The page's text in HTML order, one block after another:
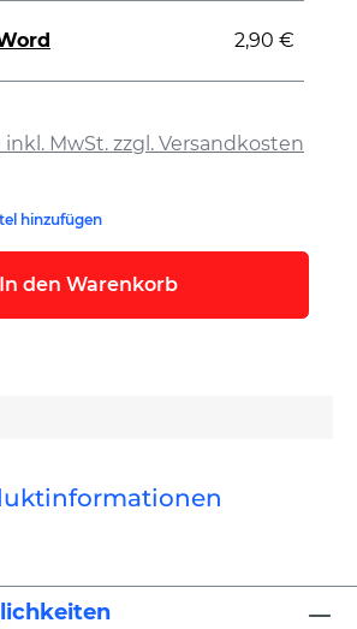
inkl. MwSt. zzgl. Versandkosten
2,90 €
hinzufügen
In den Warenkorb